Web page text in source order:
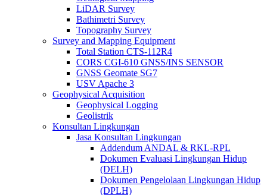
LiDAR Survey
Bathimetri Survey
Topography Survey
Survey and Mapping Equipment
Total Station CTS-112R4
CORS CGI-610 GNSS/INS SENSOR
GNSS Geomate SG7
USV Apache 3
Geophysical Acquisition
Geophysical Logging
Geolistrik
Konsultan Lingkungan
Jasa Konsultan Lingkungan
Addendum ANDAL & RKL-RPL
Dokumen Evaluasi Lingkungan Hidup
(DELH)
Dokumen Pengelolaan Lingkungan Hidup
(DPLH)